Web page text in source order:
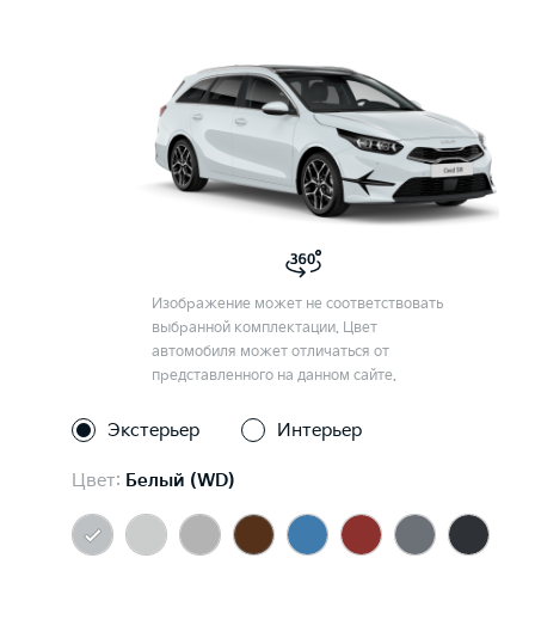
Изображение может не соответствовать
выбранной комплектации. Цвет
автомобиля может отличаться от
представленного на данном сайте.
Экстерьер Интерьер
Цвет: Белый (WD)